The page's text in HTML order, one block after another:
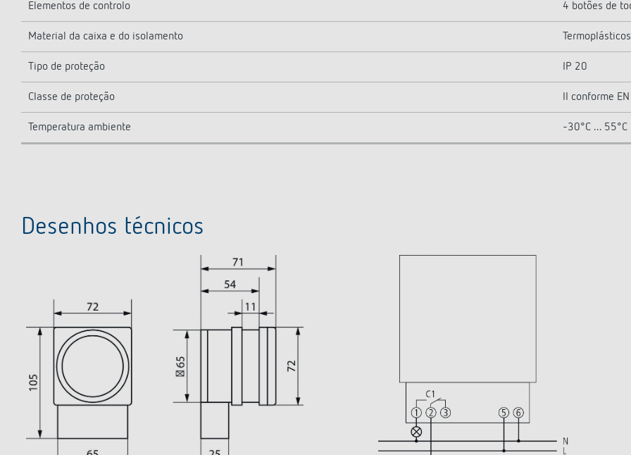
Elementos de controlo 4 botões de
Material da caixa e do isolamento
Tipo de proteção IP 20
Classe de proteção II conforme
Temperatura ambiente -30°C ... 55°C
Desenhos técnicos